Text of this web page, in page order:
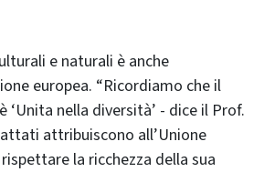
e naturali è anche
europea. “Ricordiamo che il
‘Unita nella diversità’ - dice il Prof.
attribuiscono all’Unione
la ricchezza della sua